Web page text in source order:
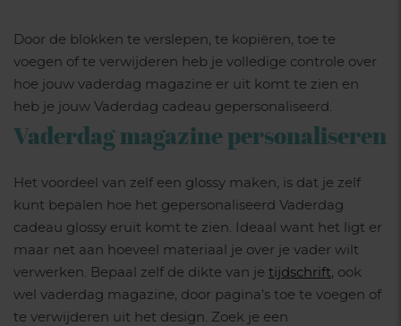
Door de blokken te verslepen, te kopiëren, toe te
voegen of te verwijderen heb je volledige controle over
hoe jouw vaderdag magazine er uit komt te zien en
heb je jouw Vaderdag cadeau gepersonaliseerd.
Vaderdag magazine personaliseren
Het voordeel van zelf een glossy maken, is dat je zelf
kunt bepalen hoe het gepersonaliseerd Vaderdag
cadeau glossy eruit komt te zien. Ideaal want het ligt er
maar net aan hoeveel materiaal je over je vader wilt
verwerken. Bepaal zelf de dikte van je tijdschrift, ook
wel vaderdag magazine, door pagina’s toe te voegen of
te verwijderen uit het design. Zoek je een